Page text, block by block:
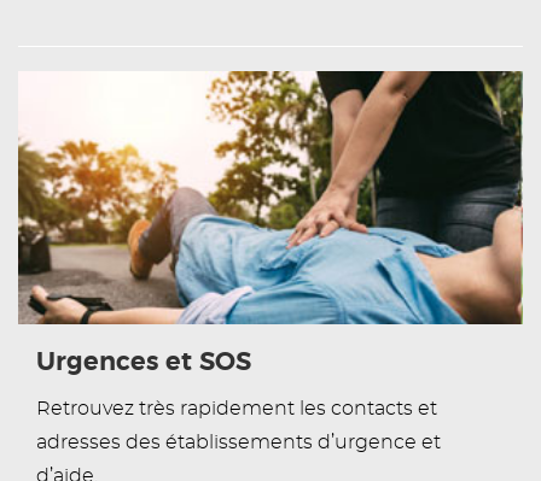
Urgences et SOS
Retrouvez très rapidement les contacts et
adresses des établissements d’urgence et
d’aide.